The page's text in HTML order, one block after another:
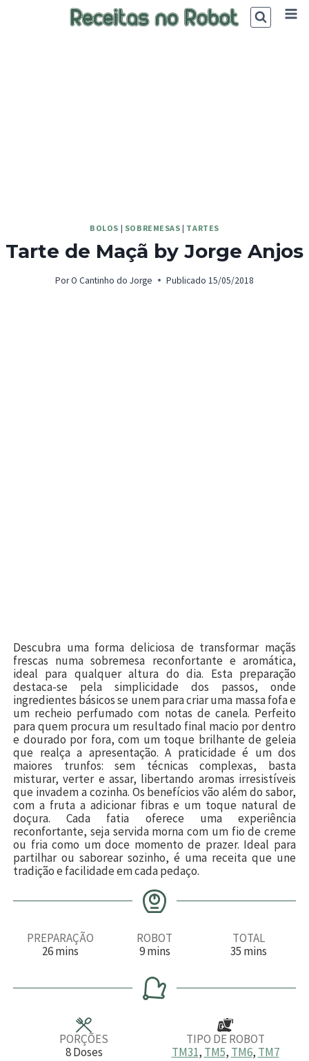
BOLOS | SOBREMESAS | TARTES
Tarte de Maçã by Jorge Anjos
PorO Cantinho do Jorge Publicado 15/05/2018
Descubra uma forma deliciosa de transformar maçãs
frescas numa sobremesa reconfortante e aromática,
ideal para qualquer altura do dia. Esta preparação
destaca-se pela simplicidade dos passos, onde
ingredientes básicos se unem para criar uma massa fofa e
um recheio perfumado com notas de canela. Perfeito
para quem procura um resultado final macio por dentro
e dourado por fora, com um toque brilhante de geleia
que realça a apresentação. A praticidade é um dos
maiores trunfos: sem técnicas complexas, basta
misturar, verter e assar, libertando aromas irresistíveis
que invadem a cozinha. Os benefícios vão além do sabor,
com a fruta a adicionar fibras e um toque natural de
doçura. Cada fatia oferece uma experiência
reconfortante, seja servida morna com um fio de creme
ou fria como um doce momento de prazer. Ideal para
partilhar ou saborear sozinho, é uma receita que une
tradição e facilidade em cada pedaço.
PREPARAÇÃO
26m
u
mins
ROBOT
9m
n
u
t
mins
TOTAL
35 m
u
mins
PORÇÕES
8 Doses
TIPO DE ROBOT
TM31, TM5, TM6, TM7